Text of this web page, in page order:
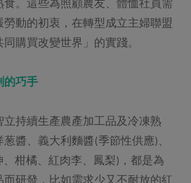
個人清潔
圖書禮品
告
。這些為照顧農友、體恤社員需
動的初衷，在轉型成立主婦聯盟
購買改變世界」的實踐。
的巧手
立持續生產農產加工品及冷凍熟
醬、義大利麵醬(季節性供應)、
柑橘、紅肉李、鳳梨)，都是為
研發，比如需求少又不耐放的紅